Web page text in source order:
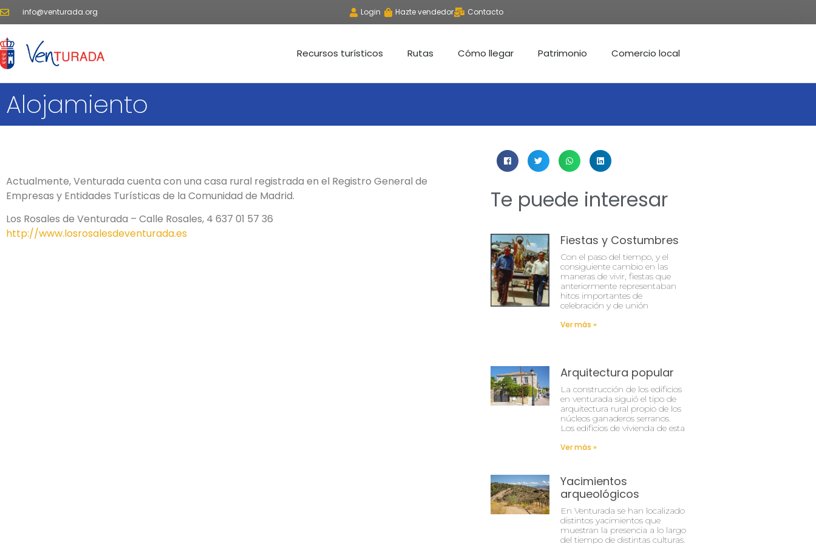
info@venturada.org Login Hazte vendedor Contacto
Recursos turísticos Rutas Cómo llegar Patrimonio Comercio local
Alojamiento
Actualmente, Venturada cuenta con una casa rural registrada en el Registro General de
Empresas y Entidades Turísticas de la Comunidad de Madrid.
Los Rosales de Venturada – Calle Rosales, 4 637 01 57 36
http://www.losrosalesdeventurada.es
Te puede interesar
Fiestas y Costumbres
Con el paso del tiempo, y el
consiguiente cambio en las
maneras de vivir, fiestas que
anteriormente representaban
hitos importantes de
celebración y de unión
Ver más »
Arquitectura popular
La construcción de los edificios
en venturada siguió el tipo de
arquitectura rural propio de los
núcleos ganaderos serranos.
Los edificios de vivienda de esta
Ver más »
Yacimientos
arqueológicos
En Venturada se han localizado
distintos yacimientos que
muestran la presencia a lo largo
del tiempo de distintas culturas.